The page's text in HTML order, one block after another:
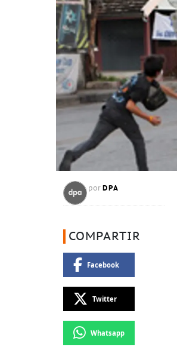
por DPA
COMPARTIR
Facebook
Twitter
Whatsapp